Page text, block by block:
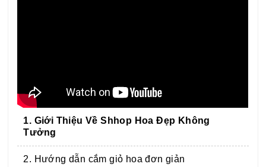
1. Giới Thiệu Về Shhop Hoa Đẹp Không
Tưởng
2. Hướng dẫn cắm giỏ hoa đơn giản